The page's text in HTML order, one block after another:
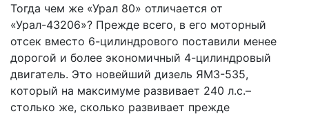
Тогда чем же «Урал 80» отличается от
«Урал-43206»? Прежде всего, в его моторный
отсек вместо 6-цилиндрового поставили менее
дорогой и более экономичный 4-цилиндровый
двигатель. Это новейший дизель ЯМЗ-535,
который на максимуме развивает 240 л.с.–
столько же, сколько развивает прежде